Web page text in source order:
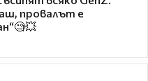
провалът е